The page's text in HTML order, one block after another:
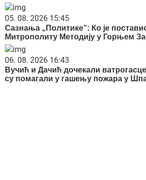
05. 08. 2026 15:45
Сазнања „Политике”: Ко је
Митрополиту Методију у Горњем
06. 08. 2026 16:43
Вучић и Дачић дочекали
су помагали у гашењу пожара у